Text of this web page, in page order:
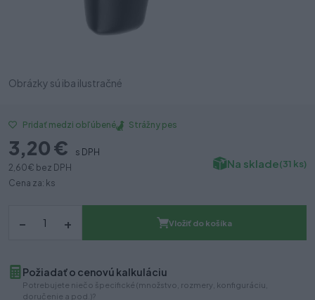
Obrázky sú iba ilustračné
Pridať medzi obľúbené Strážny pes
3,20 €
s DPH
2,60 € bez DPH
Cena za: ks
Na sklade(31 ks)
– + Vložiť do košíka
Požiadať o cenovú kalkuláciu
Potrebujete niečo špecifické (množstvo, rozmery, konfiguráciu,
doručenie a pod.)?